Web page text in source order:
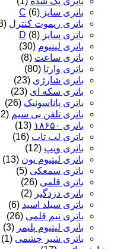
باتری سایز C (6)
باتری ریموت کنترل (8)
باتری سایز D (8)
باتری لیتیوم (30)
باتری ساعت (8)
باتری وارتا (80)
باتری شارژی (23)
باتری سکه ای (23)
باتری پاناسونیک (26)
باتری تلفن بی سیم (12)
باتری ۱۸۶۵۰
(13)
باتری لپ تاپ (16)
باتری ویپ (12)
باتری لیتیوم یون (13)
باتری سمعکی (5)
باتری قلمی (26)
باتری دزدگیر (2)
باتری سیلد اسید (6)
باتری نیم قلمی (26)
باتری لیتیوم پلیمر (3)
باتری شیر چشمی (1)